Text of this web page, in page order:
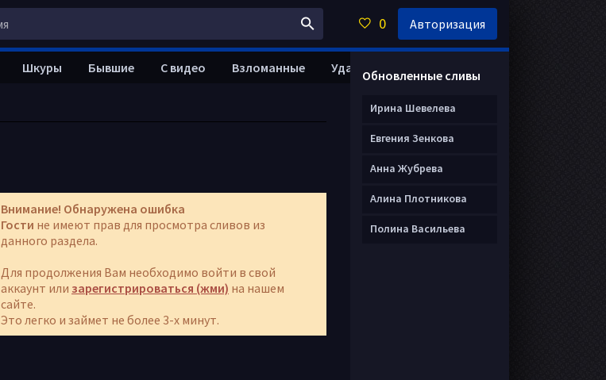
Внимание! Обнаружена ошибка
Гости не имеют прав для просмотра сливов из
данного раздела.
Для продолжения Вам необходимо войти в свой
аккаунт или зарегистрироваться (жми) на нашем
сайте.
Это легко и займет не более 3-х минут.
Шкуры Бывшие С видео Взломанные Удалить анкету
Обновленные сливы
Ирина Шевелева
Евгения Зенкова
Анна Жубрева
Алина Плотникова
Полина Васильева
0 Авторизация